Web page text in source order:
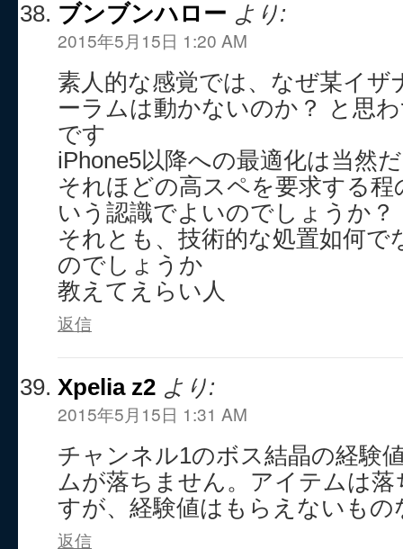
ブンブンハロー より:
2015年5月15日 1:20 AM
素人的な感覚では、なぜ某イザ
ーラムは動かないのか？ と思
です
iPhone5以降への最適化は当然
それほどの高スペを要求する
いう認識でよいのでしょうか？
それとも、技術的な処置如何で
のでしょうか
教えてえらい人
返信
Xpelia z2 より:
2015年5月15日 1:31 AM
チャンネル1のボス結晶の経験
ムが落ちません。アイテムは
すが、経験値はもらえないも
返信